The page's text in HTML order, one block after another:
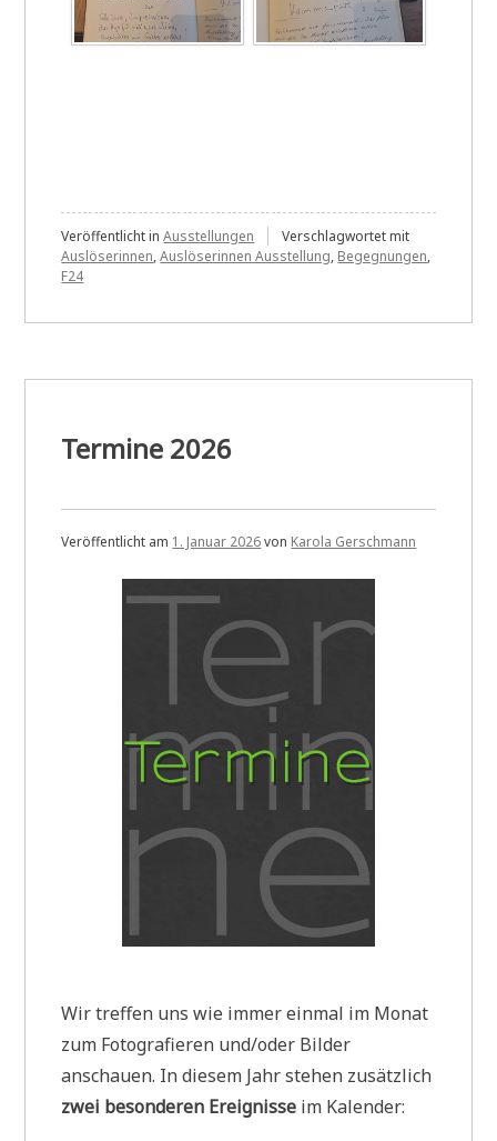
Veröffentlicht inAusstellungen
Verschlagwortet mit
Auslöserinnen,Auslöserinnen Ausstellung, Begegnungen,
F24
Termine 2026
Veröffentlicht am 1. Januar 2026von Karola Gerschmann
Wir treffen uns wie immer einmal im Monat
zum Fotografieren und/oder Bilder
anschauen. In diesem Jahr stehen zusätzlich
zwei besonderen Ereignisse im Kalender: